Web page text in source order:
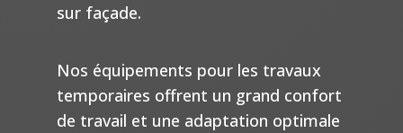
sur façade.
Nos équipements pour les travaux
temporaires offrent un grand confort
de travail et une adaptation optimale